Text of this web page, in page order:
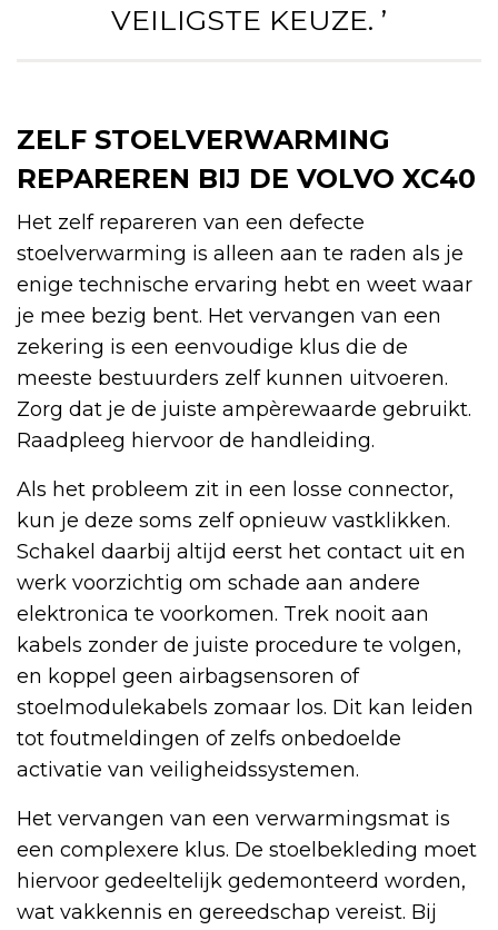
VEILIGSTE KEUZE. ’
ZELF STOELVERWARMING
REPAREREN BIJ DE VOLVO XC40
Het zelf repareren van een defecte
stoelverwarming is alleen aan te raden als je
enige technische ervaring hebt en weet waar
je mee bezig bent. Het vervangen van een
zekering is een eenvoudige klus die de
meeste bestuurders zelf kunnen uitvoeren.
Zorg dat je de juiste ampèrewaarde gebruikt.
Raadpleeg hiervoor de handleiding.
Als het probleem zit in een losse connector,
kun je deze soms zelf opnieuw vastklikken.
Schakel daarbij altijd eerst het contact uit en
werk voorzichtig om schade aan andere
elektronica te voorkomen. Trek nooit aan
kabels zonder de juiste procedure te volgen,
en koppel geen airbagsensoren of
stoelmodulekabels zomaar los. Dit kan leiden
tot foutmeldingen of zelfs onbedoelde
activatie van veiligheidssystemen.
Het vervangen van een verwarmingsmat is
een complexere klus. De stoelbekleding moet
hiervoor gedeeltelijk gedemonteerd worden,
wat vakkennis en gereedschap vereist. Bij